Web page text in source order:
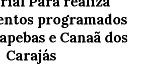
programados
e Canaã dos
Carajás